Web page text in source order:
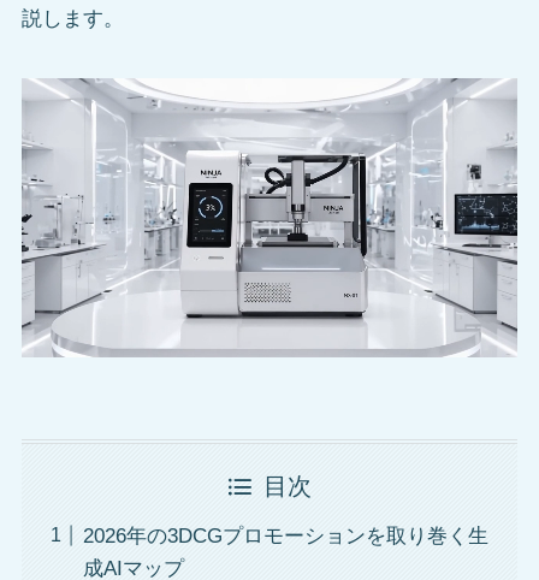
説します。
目次
2026年の3DCGプロモーションを取り巻く生
成AIマップ